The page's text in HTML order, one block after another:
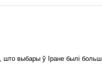
што выбары ў Іране былі больш